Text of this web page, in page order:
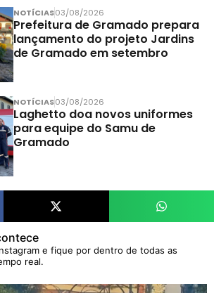
NOTÍCIAS03/08/2026
Prefeitura de Gramado prepara
lançamento do projeto Jardins
de Gramado em setembro
NOTÍCIAS03/08/2026
Laghetto doa novos uniformes
para equipe do Samu de
Gramado
e fique por dentro de todas as
real.